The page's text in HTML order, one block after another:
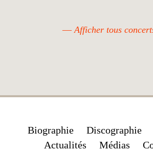
Afficher tous
Aller
au
Biographie Discographie
Actualités
Médias